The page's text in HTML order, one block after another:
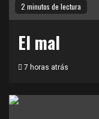
2 minutos de lectura
El mal
7 horas atrás